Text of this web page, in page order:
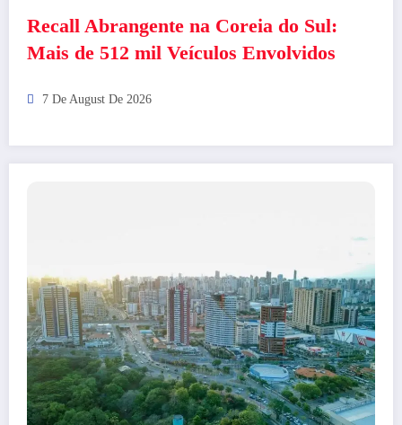
Recall Abrangente na Coreia do Sul:
Mais de 512 mil Veículos Envolvidos
7 De August De 2026